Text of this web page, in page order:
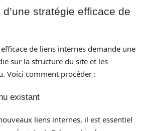
stratégie efficace de
de liens internes demande une
sur la structure du site et les
Voici comment procéder :
existant
liens internes, il est essentiel